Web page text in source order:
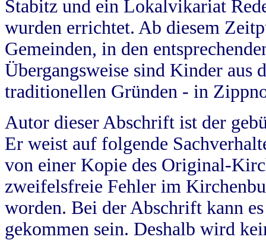
Stabitz und ein Lokalvikariat
wurden errichtet. Ab diesem
Gemeinden, in den
Übergangsweise sind Kinder aus
traditionellen Gründen - in
Autor dieser Abschrift ist der
Er weist auf folgende
von einer Kopie des Original-
zweifelsfreie Fehler im
worden. Bei der Abschrift kann
gekommen sein. Deshalb wird